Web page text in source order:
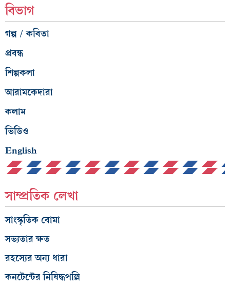
বিভাগ
গল্প / কবিতা
প্রবন্ধ
শিল্পকলা
আরামকেদারা
কলাম
ভিডিও
English
সাম্প্রতিক লেখা
সাংস্কৃতিক বোমা
সভ্যতার ক্ষত
রহস্যের অন্য ধারা
কনটেন্টের নিষিদ্ধপল্লি